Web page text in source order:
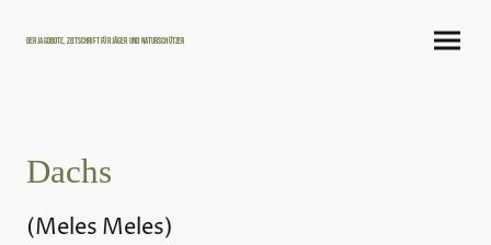
Der Jagdbote, Zeitschrift für Jäger und Naturschützer
Dachs
(Meles Meles)